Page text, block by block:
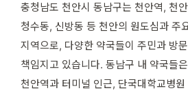
충청남도 천안시 동남구는 천안역, 천
청수동, 신방동 등 천안의 원도심과 주
지역으로, 다양한 약국들이 주민과 방
책임지고 있습니다. 동남구 내 약국들
천안역과 터미널 인근, 단국대학교병